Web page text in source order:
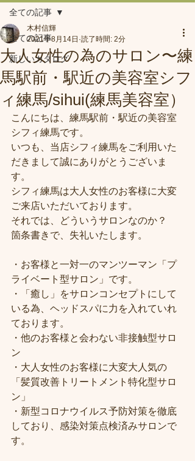
全ての記事
新しいカタログ
全ての記事
大人女性の為のサロン〜練
馬駅前・駅近の美容室シフ
ィ練馬/sihui(練馬美容室）
木村信輝
2021年8月14日 読了時間: 2分
こんにちは、練馬駅前・駅近の美容室
シフィ練馬です。
いつも、当店シフィ練馬をご利用いた
だきまして誠にありがとうございま
す。
シフィ練馬は大人女性のお客様に大変
ご来店いただいております。
それでは、どういうサロンなのか？
箇条書きで、失礼いたします。
・お客様と一対一のマンツーマン「プ
ライベート型サロン」です。
・「癒し」をサロンコンセプトにして
いる為、ヘッドスパに力を入れていれ
ております。
・他のお客様と会わない非接触型サロ
ン
・大人女性のお客様に大変大人気の
「髪質改善トリートメント特化型サロ
ン」
・新型コロナウイルス予防対策を徹底
しており、感染対策点検済みサロンで
す。